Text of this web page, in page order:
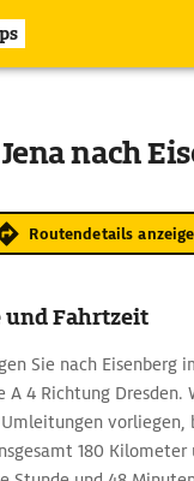
nach
Routendetails
und Fahrtzeit
Sie nach Eisenberg
A 4 Richtung Dresden.
vorliegen,
180